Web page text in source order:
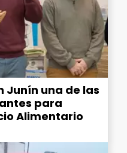
Junín una de las
para
Alimentario